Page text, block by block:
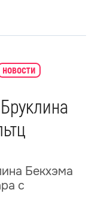
новости
Бекхэма
с